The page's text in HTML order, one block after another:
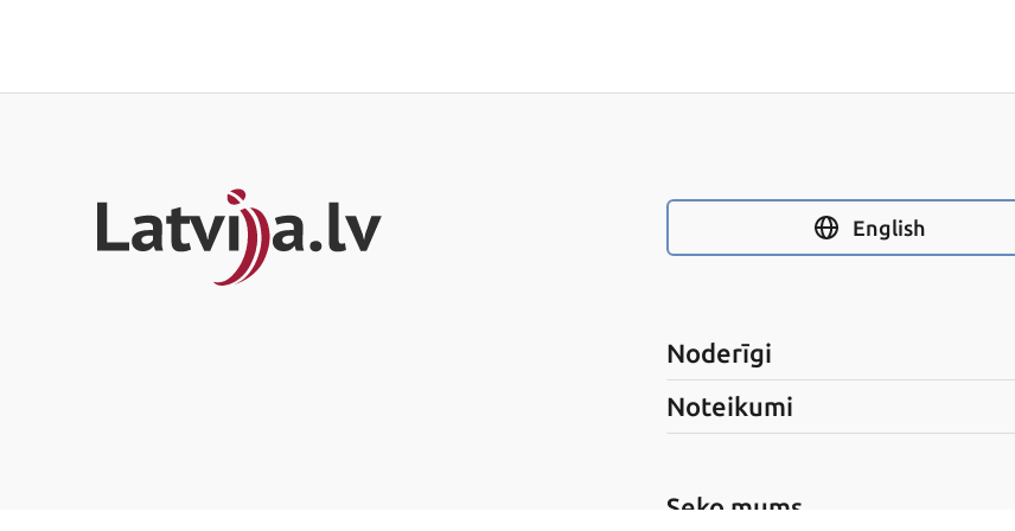
English
Noderīgi
Noteikumi
Seko mums